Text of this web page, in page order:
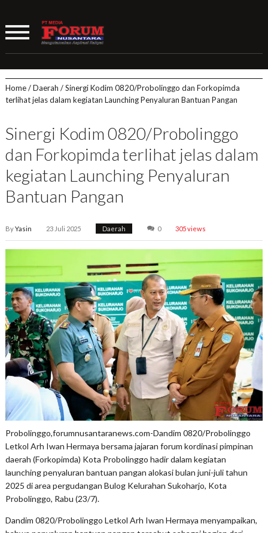
Home/Daerah /Sinergi Kodim 0820/Probolinggo dan Forkopimda
terlihat jelas dalam kegiatan Launching Penyaluran Bantuan Pangan
Sinergi Kodim 0820/Probolinggo
dan Forkopimda terlihat jelas dalam
kegiatan Launching Penyaluran
Bantuan Pangan
ByYasin 23 Juli 2025 Daerah 0 305 views
Probolinggo,forumnusantaranews.com-Dandim 0820/Probolinggo
Letkol Arh Iwan Hermaya bersama jajaran forum kordinasi pimpinan
daerah (Forkopimda) Kota Probolinggo hadir dalam kegiatan
launching penyaluran bantuan pangan alokasi bulan juni-juli tahun
2025 di area pergudangan Bulog Kelurahan Sukoharjo, Kota
Probolinggo, Rabu (23/7).
Dandim 0820/Probolinggo Letkol Arh Iwan Hermaya menyampaikan,